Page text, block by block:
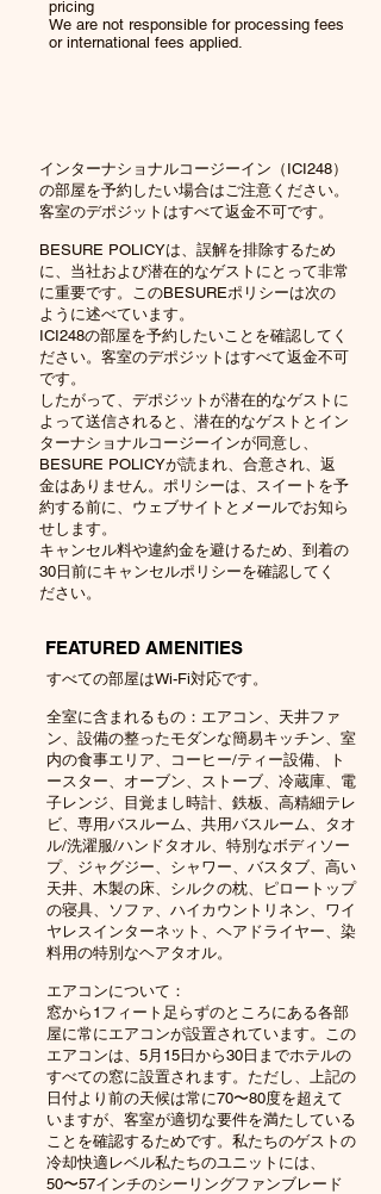
pricing
We are not responsible for processing fees
or international fees applied.
インターナショナルコージーイン（ICI248）
の部屋を予約したい場合はご注意ください。
客室のデポジットはすべて返金不可です。
BESURE POLICYは、誤解を排除するため
に、当社および潜在的なゲストにとって非常
に重要です。このBESUREポリシーは次の
ように述べています。
ICI248の部屋を予約したいことを確認してく
ださい。客室のデポジットはすべて返金不可
です。
したがって、デポジットが潜在的なゲストに
よって送信されると、潜在的なゲストとイン
ターナショナルコージーインが同意し、
BESURE POLICYが読まれ、合意され、返
金はありません。ポリシーは、スイートを予
約する前に、ウェブサイトとメールでお知ら
せします。
キャンセル料や違約金を避けるため、到着の
30日前にキャンセルポリシーを確認してく
ださい。
FEATURED AMENITIES
すべての部屋はWi-Fi対応です。
全室に含まれるもの：エアコン、天井ファ
ン、設備の整ったモダンな簡易キッチン、室
内の食事エリア、コーヒー/ティー設備、ト
ースター、オーブン、ストーブ、冷蔵庫、電
子レンジ、目覚まし時計、鉄板、高精細テレ
ビ、専用バスルーム、共用バスルーム、タオ
ル/洗濯服/ハンドタオル、特別なボディソー
プ、ジャグジー、シャワー、バスタブ、高い
天井、木製の床、シルクの枕、ピロートップ
の寝具、ソファ、ハイカウントリネン、ワイ
ヤレスインターネット、ヘアドライヤー、染
料用の特別なヘアタオル。
エアコンについて：
窓から1フィート足らずのところにある各部
屋に常にエアコンが設置されています。この
エアコンは、5月15日から30日までホテルの
すべての窓に設置されます。ただし、上記の
日付より前の天候は常に70〜80度を超えて
いますが、客室が適切な要件を満たしている
ことを確認するためです。私たちのゲストの
冷却快適レベル私たちのユニットには、
50〜57インチのシーリングファンブレード